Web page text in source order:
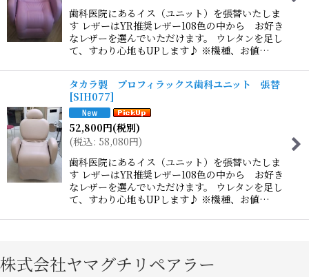
歯科医院にあるイス（ユニット）を張替いたしま
す レザーはYR推奨レザー108色の中から お好き
なレザーを選んでいただけます。 ウレタンを足し
て、すわり心地もUPします♪ ※機種、お値…
タカラ製 プロフィラックス歯科ユニット 張替
[SIH077]
52,800円(税別)
(税込: 58,080円)
歯科医院にあるイス（ユニット）を張替いたしま
す レザーはYR推奨レザー108色の中から お好き
なレザーを選んでいただけます。 ウレタンを足し
て、すわり心地もUPします♪ ※機種、お値…
株式会社ヤマグチリペアラー